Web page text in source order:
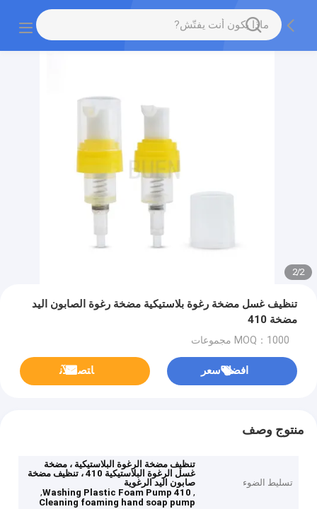
2
/
2
تنظيف غسل مضخة رغوة بلاستيكية مضخة رغوة الصابون اليد
مضخة 410
MOQ：1000 مجموعات
افضل سعر ﺎﺘﺼﻟ ﺍﻶﻧ
منتوج وصف
تسليط الضوء
تنظيف مضخة الرغوة البلاستيكية ، مضخة
غسل الرغوة البلاستيكية 410 ، تنظيف مضخة
صابون اليد الرغوية
,
Washing Plastic Foam Pump 410
,
Cleaning foaming hand soap pump